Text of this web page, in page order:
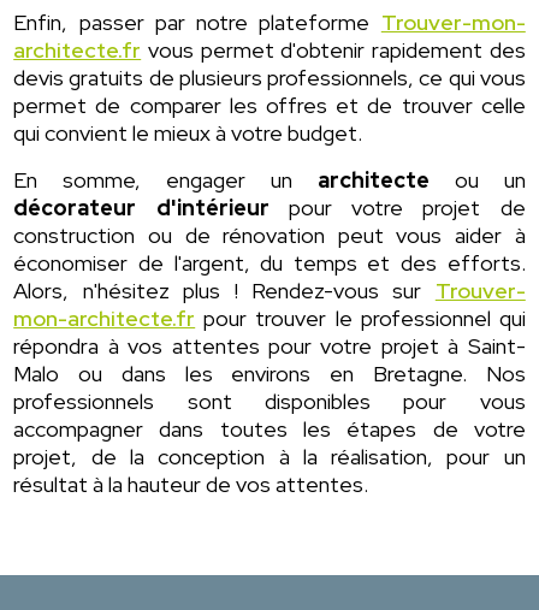
Enfin, passer par notre plateforme Trouver-mon-
architecte.fr vous permet d'obtenir rapidement des
devis gratuits de plusieurs professionnels, ce qui vous
permet de comparer les offres et de trouver celle
qui convient le mieux à votre budget.
En somme, engager un architecte ou un
décorateur d'intérieur pour votre projet de
construction ou de rénovation peut vous aider à
économiser de l'argent, du temps et des efforts.
Alors, n'hésitez plus ! Rendez-vous sur Trouver-
mon-architecte.fr pour trouver le professionnel qui
répondra à vos attentes pour votre projet à Saint-
Malo ou dans les environs en Bretagne. Nos
professionnels sont disponibles pour vous
accompagner dans toutes les étapes de votre
projet, de la conception à la réalisation, pour un
résultat à la hauteur de vos attentes.